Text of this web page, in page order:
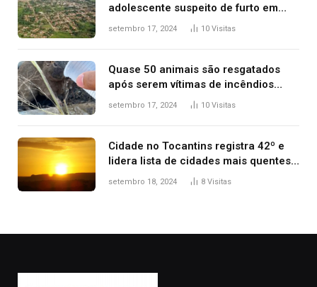
adolescente suspeito de furto em
estaca de cerca e agredi-lo
setembro 17, 2024 10 Visitas
Quase 50 animais são resgatados
após serem vítimas de incêndios
florestais no Tocantins
setembro 17, 2024 10 Visitas
Cidade no Tocantins registra 42º e
lidera lista de cidades mais quentes
do país, diz Inmet
setembro 18, 2024 8 Visitas